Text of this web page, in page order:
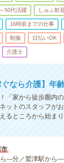
50代活躍 しゅふ歓
16時前までの仕事
制服 日払いOK
介護士
ぐなら介護】年
「家から徒歩圏内
ットのスタッフが
るところから始ま
---分／鷲津駅から